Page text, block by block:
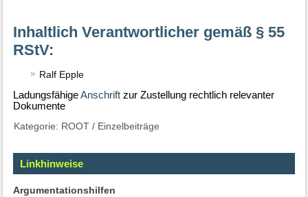
Inhaltlich Verantwortlicher gemäß § 55
RStV:
Ralf Epple
LadungsfähigeAnschrift zur Zustellung rechtlich relevanter
Dokumente
Kategorie: ROOT / Einzelbeiträge
Linkhinweise
Argumentationshilfen